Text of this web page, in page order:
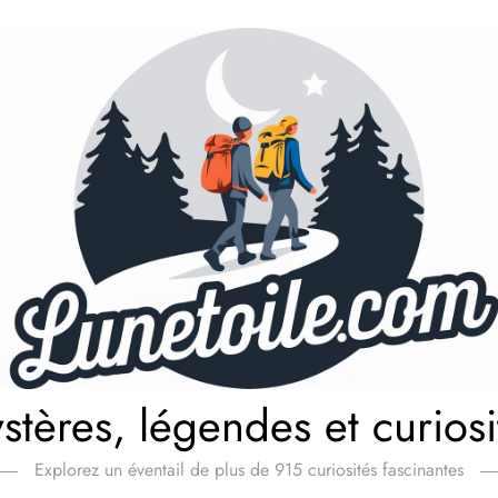
légendes et
Explorez un éventail de plus de 915 curiosités fascinantes